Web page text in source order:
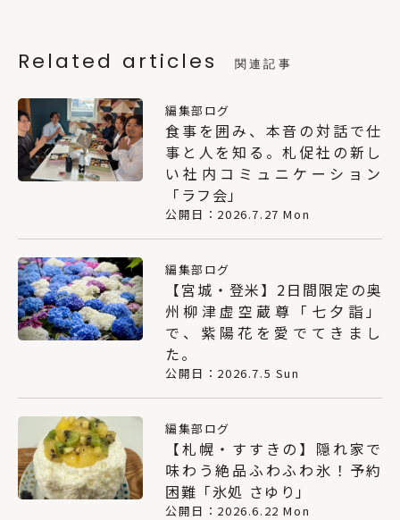
Related articles 関連記事
編集部ログ
食事を囲み、本音の対話で仕
事と人を知る。札促社の新し
い社内コミュニケーション
「ラフ会」
公開日：2026.7.27 Mon
編集部ログ
【宮城・登米】2日間限定の奥
州柳津虚空蔵尊「七夕詣」
で、紫陽花を愛でてきまし
た。
公開日：2026.7.5 Sun
編集部ログ
【札幌・すすきの】隠れ家で
味わう絶品ふわふわ氷！予約
困難「氷処 さゆり」
公開日：2026.6.22 Mon